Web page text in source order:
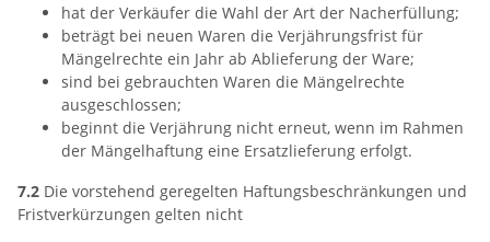
hat der Verkäufer die Wahl der Art der Nacherfüllung;
beträgt bei neuen Waren die Verjährungsfrist für
Mängelrechte ein Jahr ab Ablieferung der Ware;
sind bei gebrauchten Waren die Mängelrechte
ausgeschlossen;
beginnt die Verjährung nicht erneut, wenn im Rahmen
der Mängelhaftung eine Ersatzlieferung erfolgt.
7.2 Die vorstehend geregelten Haftungsbeschränkungen und
Fristverkürzungen gelten nicht